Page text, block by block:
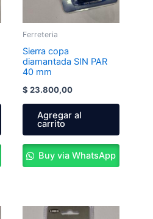
Ferreteria
Sierra copa
diamantada SIN PAR
40 mm
$ 23.800,00
Agregar al
carrito
Buy via WhatsApp